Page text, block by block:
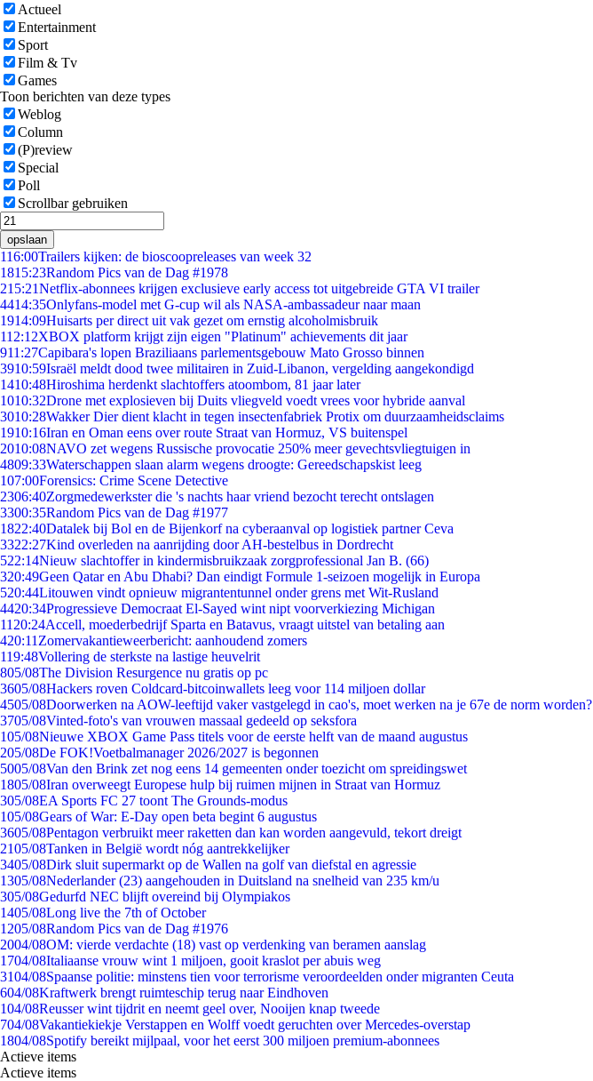
Actueel
Entertainment
Sport
Film & Tv
Games
Toon berichten van deze types
Weblog
Column
(P)review
Special
Poll
Scrollbar gebruiken
opslaan
116:00Trailers kijken: de bioscoopreleases van week 32
1815:23Random Pics van de Dag #1978
215:21Netflix-abonnees krijgen exclusieve early access tot uitgebreide GTA VI trailer
4414:35Onlyfans-model met G-cup wil als NASA-ambassadeur naar maan
1914:09Huisarts per direct uit vak gezet om ernstig alcoholmisbruik
112:12XBOX platform krijgt zijn eigen "Platinum" achievements dit jaar
911:27Capibara's lopen Braziliaans parlementsgebouw Mato Grosso binnen
3910:59Israël meldt dood twee militairen in Zuid-Libanon, vergelding aangekondigd
1410:48Hiroshima herdenkt slachtoffers atoombom, 81 jaar later
1010:32Drone met explosieven bij Duits vliegveld voedt vrees voor hybride aanval
3010:28Wakker Dier dient klacht in tegen insectenfabriek Protix om duurzaamheidsclaims
1910:16Iran en Oman eens over route Straat van Hormuz, VS buitenspel
2010:08NAVO zet wegens Russische provocatie 250% meer gevechtsvliegtuigen in
4809:33Waterschappen slaan alarm wegens droogte: Gereedschapskist leeg
107:00Forensics: Crime Scene Detective
2306:40Zorgmedewerkster die 's nachts haar vriend bezocht terecht ontslagen
3300:35Random Pics van de Dag #1977
1822:40Datalek bij Bol en de Bijenkorf na cyberaanval op logistiek partner Ceva
3322:27Kind overleden na aanrijding door AH-bestelbus in Dordrecht
522:14Nieuw slachtoffer in kindermisbruikzaak zorgprofessional Jan B. (66)
320:49Geen Qatar en Abu Dhabi? Dan eindigt Formule 1-seizoen mogelijk in Europa
520:44Litouwen vindt opnieuw migrantentunnel onder grens met Wit-Rusland
4420:34Progressieve Democraat El-Sayed wint nipt voorverkiezing Michigan
11 20:24Accell, moederbedrijf Sparta en Batavus, vraagt uitstel van betaling aan
420:11 Zomervakantieweerbericht: aanhoudend zomers
119:48Vollering de sterkste na lastige heuvelrit
805/08The Division Resurgence nu gratis op pc
3605/08Hackers roven Coldcard-bitcoinwallets leeg voor 114 miljoen dollar
4505/08Doorwerken na AOW-leeftijd vaker vastgelegd in cao's, moet werken na je 67e de norm worden?
3705/08Vinted-foto's van vrouwen massaal gedeeld op seksfora
105/08Nieuwe XBOX Game Pass titels voor de eerste helft van de maand augustus
205/08De FOK!Voetbalmanager 2026/2027 is begonnen
5005/08Van den Brink zet nog eens 14 gemeenten onder toezicht om spreidingswet
1805/08Iran overweegt Europese hulp bij ruimen mijnen in Straat van Hormuz
305/08EA Sports FC 27 toont The Grounds-modus
105/08Gears of War: E-Day open beta begint 6 augustus
3605/08Pentagon verbruikt meer raketten dan kan worden aangevuld, tekort dreigt
2105/08Tanken in België wordt nóg aantrekkelijker
3405/08Dirk sluit supermarkt op de Wallen na golf van diefstal en agressie
1305/08Nederlander (23) aangehouden in Duitsland na snelheid van 235 km/u
305/08Gedurfd NEC blijft overeind bij Olympiakos
1405/08Long live the 7th of October
1205/08Random Pics van de Dag #1976
2004/08OM: vierde verdachte (18) vast op verdenking van beramen aanslag
1704/08Italiaanse vrouw wint 1 miljoen, gooit kraslot per abuis weg
3104/08Spaanse politie: minstens tien voor terrorisme veroordeelden onder migranten Ceuta
604/08Kraftwerk brengt ruimteschip terug naar Eindhoven
104/08Reusser wint tijdrit en neemt geel over, Nooijen knap tweede
704/08Vakantiekiekje Verstappen en Wolff voedt geruchten over Mercedes-overstap
1804/08Spotify bereikt mijlpaal, voor het eerst 300 miljoen premium-abonnees
Actieve items
Actieve items